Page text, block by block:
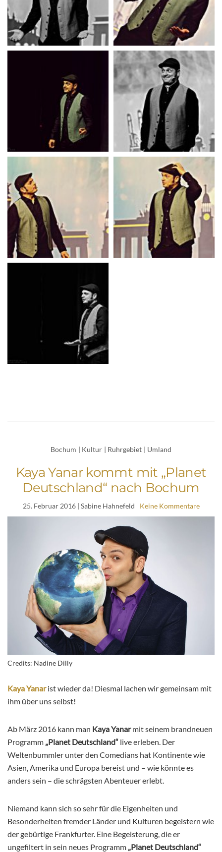
Bochum | Kultur | Ruhrgebiet | Umland
Kaya Yanar kommt mit „Planet
Deutschland“ nach Bochum
25. Februar 2016| Sabine Hahnefeld Keine Kommentare
Credits: Nadine Dilly
Kaya Yanarist wieder da! Diesmal lachen wir gemeinsam mit
ihm über uns selbst!
Ab März 2016 kann man Kaya Yanarmit seinem brandneuen
Programm „Planet Deutschland“ live erleben. Der
Weltenbummler unter den Comedians hat Kontinente wie
Asien, Amerika und Europa bereist und – wie könnte es
anders sein – die schrägsten Abenteuer erlebt.
Niemand kann sich so sehr für die Eigenheiten und
Besonderheiten fremder Länder und Kulturen begeistern wie
der gebürtige Frankfurter. Eine Begeisterung, die er
ungefiltert in sein neues Programm „Planet Deutschland“